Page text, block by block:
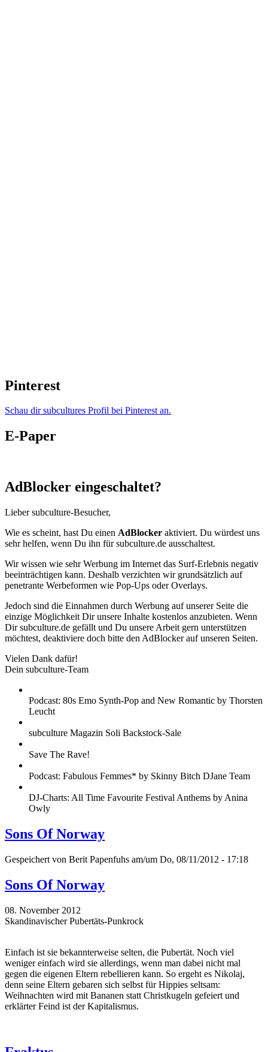
Pinterest
Schau dir subcultures Profil bei Pinterest an.
E-Paper
AdBlocker eingeschaltet?
Lieber subculture-Besucher,
Wie es scheint, hast Du einen AdBlocker aktiviert. Du würdest uns
sehr helfen, wenn Du ihn für subculture.de ausschaltest.
Wir wissen wie sehr Werbung im Internet das Surf-Erlebnis negativ
beeinträchtigen kann. Deshalb verzichten wir grundsätzlich auf
penetrante Werbeformen wie Pop-Ups oder Overlays.
Jedoch sind die Einnahmen durch Werbung auf unserer Seite die
einzige Möglichkeit Dir unsere Inhalte kostenlos anzubieten. Wenn
Dir subculture.de gefällt und Du unsere Arbeit gern unterstützen
möchtest, deaktiviere doch bitte den AdBlocker auf unseren Seiten.
Vielen Dank dafür!
Dein subculture-Team
Podcast: 80s Emo Synth-Pop and New Romantic by Thorsten
Leucht
subculture Magazin Soli Backstock-Sale
Save The Rave!
Podcast: Fabulous Femmes* by Skinny Bitch DJane Team
DJ-Charts: All Time Favourite Festival Anthems by Anina
Owly
Sons Of Norway
Gespeichert von Berit Papenfuhs am/um Do, 08/11/2012 - 17:18
Sons Of Norway
08. November 2012
Skandinavischer Pubertäts-Punkrock
Einfach ist sie bekannterweise selten, die Pubertät. Noch viel
weniger einfach wird sie allerdings, wenn man dabei nicht mal
gegen die eigenen Eltern rebellieren kann. So ergeht es Nikolaj,
denn seine Eltern gebaren sich selbst für Hippies seltsam:
Weihnachten wird mit Bananen statt Christkugeln gefeiert und
erklärter Feind ist der Kapitalismus.